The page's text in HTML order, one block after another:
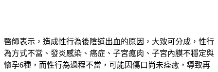
醫師表示，造成性行為後陰道出血的原因，大致可分成，性行
為方式不當、發炎感染、癌症、子宮瘜肉、子宮內膜不穩定與